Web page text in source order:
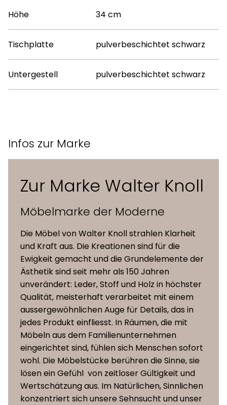
Höhe 34 cm
Tischplatte pulverbeschichtet schwarz
Untergestell pulverbeschichtet schwarz
Infos zur Marke
Zur Marke Walter Knoll
Möbelmarke der Moderne
Die Möbel von Walter Knoll strahlen Klarheit
und Kraft aus. Die Kreationen sind für die
Ewigkeit gemacht und die Grundelemente der
Ästhetik sind seit mehr als 150 Jahren
unverändert: Leder, Stoff und Holz in höchster
Qualität, meisterhaft verarbeitet mit einem
aussergewöhnlichen Auge für Details, das in
jedes Produkt einfliesst. In Räumen, die mit
Möbeln aus dem Familienunternehmen
eingerichtet sind, fühlen sich Menschen sofort
wohl. Die Möbelstücke berühren die Sinne, sie
lösen ein Gefühl von zeitloser Gültigkeit und
Wertschätzung aus. Im Natürlichen, Sinnlichen
konzentriert sich unsere Sehnsucht und unser